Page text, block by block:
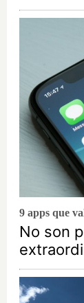
9 apps que
No son